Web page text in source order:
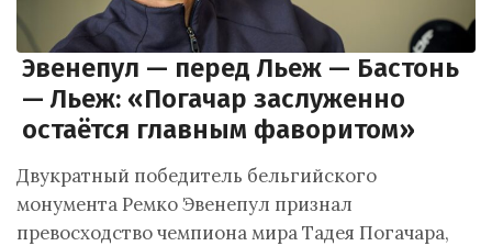
Эвенепул — перед Льеж — Бастонь
— Льеж: «Погачар заслуженно
остаётся главным фаворитом»
Двукратный победитель бельгийского
монумента Ремко Эвенепул признал
превосходство чемпиона мира Тадея Погачара,